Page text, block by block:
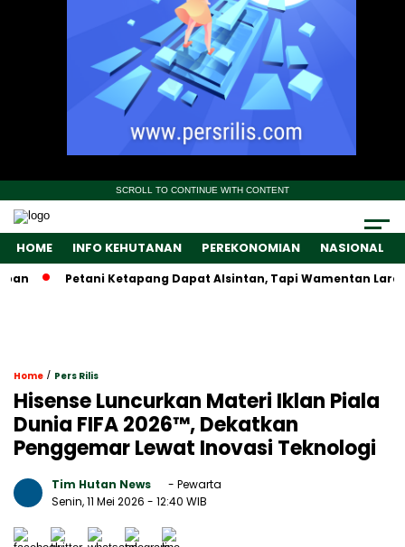
SCROLL TO CONTINUE WITH CONTENT
HOME INFO KEHUTANAN PEREKONOMIAN NASIONAL
Petani Ketapang Dapat Alsintan, Tapi Wamentan Larang
Home / Pers Rilis
Hisense Luncurkan Materi Iklan Piala
Dunia FIFA 2026™, Dekatkan
Penggemar Lewat Inovasi Teknologi
Tim Hutan News
- Pewarta
Senin, 11 Mei 2026 - 12:40 WIB